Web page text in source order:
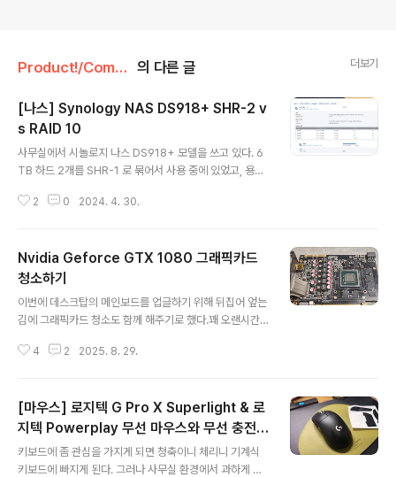
Product!/Computer 의 다른 글 더보기
[나스] Synology NAS DS918+ SHR-2 v
s RAID 10
사무실에서 시놀로지 나스 DS918+ 모델을 쓰고 있다. 6
TB 하드 2개를 SHR-1 로 묶어서 사용 중에 있었고, 용량
이르렀다. 기존에 사용하던 씨게이트 하드와 동일한 하드
이다. SHR는 Synology Hybrid Raid로 시놀로지 자체
레이드 방식이다. 꽤 편리한 기능이 있지만, 성능이 조금 떨
어진다는 의견이 있다. 그래서 이번에는 레이드 10으로 묶
기로 했다. 재밌는 점은 기존에 SHR-1일 때, 2개의 HDD
치 1개의 하드디스크에 접근하는 것처럼 사용할 수 있는
2 0 2024. 4. 30.
Nvidia Geforce GTX 1080 그래픽카드
청소하기
이번에 데스크탑의 메인보드를 업글하기 위해 뒤집어 엎는
김에 그래픽카드 청소도 함께 해주기로 했다.꽤 오랜시간
나 위쳐3, 레데리2 등 다양한 게임들을 돌려준 고마운 친
은 생각보다 간단한게 나사들을 다 풀어주면 분해가 된다.
거대한 덩치는 대부분 쿨링팬 구조이고, 실질적인 그래픽
카드는 아래와 같이 얇은 PCB 보드가 전부이다.앰프 내부
를 많이 봤던 우리로서는 이제 그래픽카드 PCB도 익숙하
4 2 2025. 8. 29.
[마우스] 로지텍 G Pro X Superlight & 로
지텍 Powerplay 무선 마우스와 무선 충전
마우스패드 후기
키보드에 좀 관심을 가지게 되면 청축이니 체리니 기계식
키보드에 빠지게 된다. 그러나 사무실 환경에서 과하게 청